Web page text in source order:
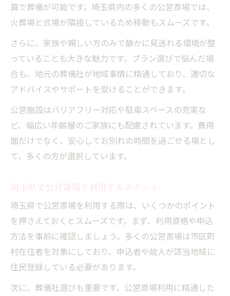
算で葬儀が可能です。埼玉県内の多くの公営斎場では、
火葬場と式場が隣接しているため移動もスムーズです。
さらに、家族や親しい方のみで静かに見送れる環境が整
っていることも大きな魅力です。プラン選びで悩んだ場
合も、地元の葬儀社が地域事情に精通しており、適切な
アドバイスやサポートを受けることができます。
公営施設はバリアフリー対応や駐車スペースの充実な
ど、幅広い年齢層のご家族にも配慮されています。費用
面だけでなく、安心してお別れの時間を過ごせる場とし
て、多くの方が選択しています。
埼玉県で公営斎場を利用する際は、いくつかのポイント
を押さえておくとスムーズです。まず、利用資格や申込
方法を事前に確認しましょう。多くの公営斎場は市区町
村在住者を対象にしており、申込者や故人が該当地域に
住民登録している必要があります。
次に、葬儀社選びも重要です。公営斎場利用に精通した